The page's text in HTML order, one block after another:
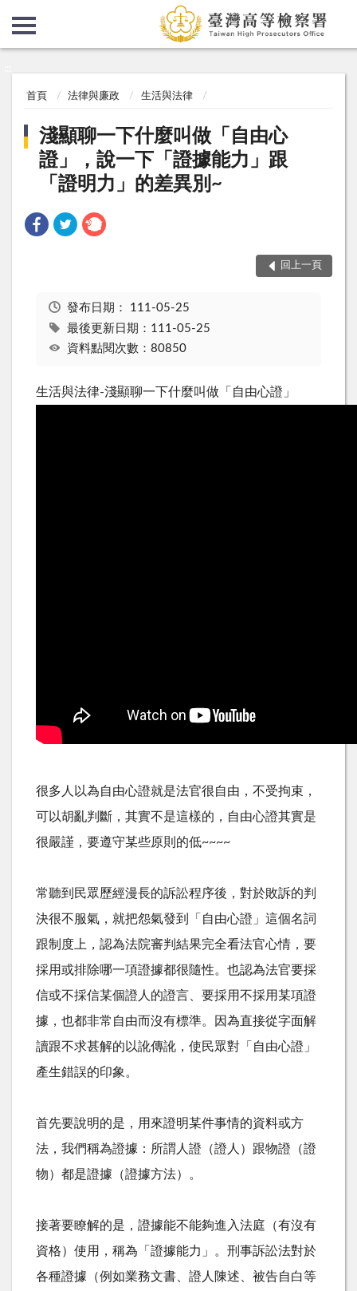
首頁 法律與廉政 生活與法律
淺顯聊一下什麼叫做「自由心
證」，說一下「證據能力」跟
「證明力」的差異別~
回上一頁
發布日期： 111-05-25
最後更新日期：111-05-25
資料點閱次數：80850
生活與法律-淺顯聊一下什麼叫做「自由心證」
很多人以為自由心證就是法官很自由，不受拘束，
可以胡亂判斷，其實不是這樣的，自由心證其實是
很嚴謹，要遵守某些原則的低~~~~
常聽到民眾歷經漫長的訴訟程序後，對於敗訴的判
決很不服氣，就把怨氣發到「自由心證」這個名詞
跟制度上，認為法院審判結果完全看法官心情，要
採用或排除哪一項證據都很隨性。也認為法官要採
信或不採信某個證人的證言、要採用不採用某項證
據，也都非常自由而沒有標準。因為直接從字面解
讀跟不求甚解的以訛傳訛，使民眾對「自由心證」
產生錯誤的印象。
首先要說明的是，用來證明某件事情的資料或方
法，我們稱為證據：所謂人證（證人）跟物證（證
物）都是證據（證據方法）。
接著要瞭解的是，證據能不能夠進入法庭（有沒有
資格）使用，稱為「證據能力」。刑事訴訟法對於
各種證據（例如業務文書、證人陳述、被告自白等